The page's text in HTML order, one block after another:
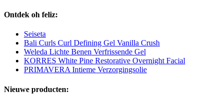
Ontdek oh feliz:
Seiseta
Bali Curls Curl Defining Gel Vanilla Crush
Weleda Lichte Benen Verfrissende Gel
KORRES White Pine Restorative Overnight Facial
PRIMAVERA Intieme Verzorgingsolie
Nieuwe producten: